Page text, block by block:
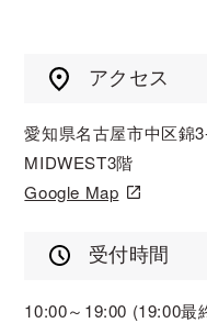
アクセス
愛知県名古屋市中区錦
MIDWEST3階
Google Map
受付時間
10:00～19:00 (19:00最